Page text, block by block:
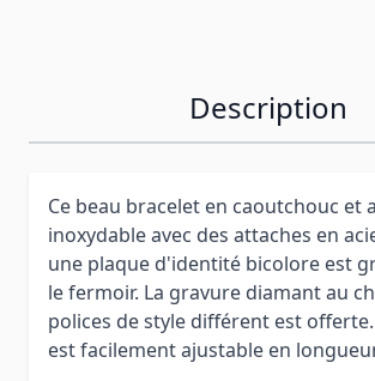
Description
Ce beau bracelet en caoutchouc et
inoxydable avec des attaches en
une plaque d'identité bicolore est
le fermoir. La gravure diamant au
polices de style différent est
est facilement ajustable en